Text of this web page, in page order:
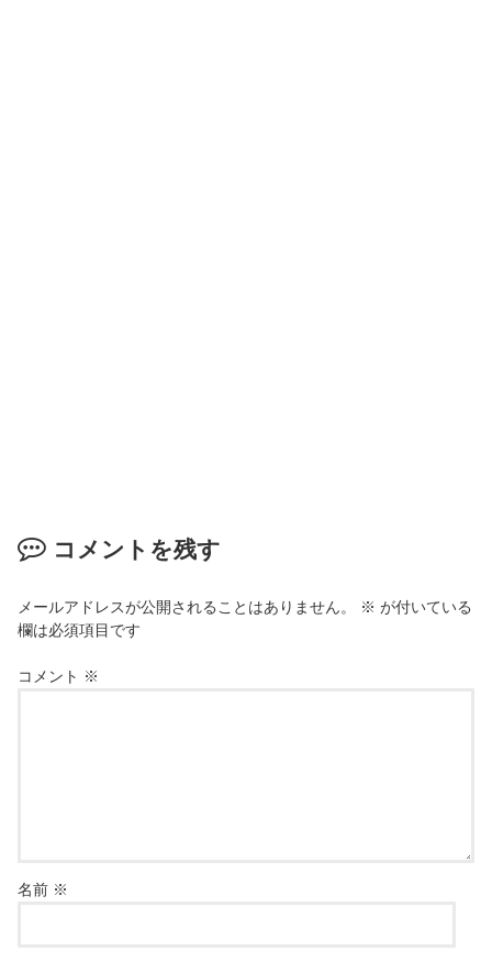
コメントを残す
メールアドレスが公開されることはありません。 ※ が付いている
欄は必須項目です
コメント ※
名前 ※